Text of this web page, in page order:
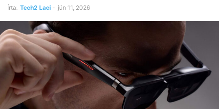
Írta: Tech2 Laci - jún 11, 2026